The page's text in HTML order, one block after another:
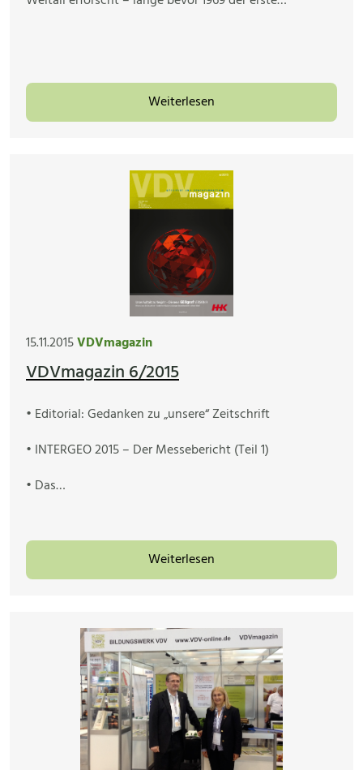
Weiterlesen
15.11.2015VDVmagazin
VDVmagazin 6/2015
• Editorial: Gedanken zu „unsere“ Zeitschrift
• INTERGEO 2015 – Der Messebericht (Teil 1)
• Das…
Weiterlesen